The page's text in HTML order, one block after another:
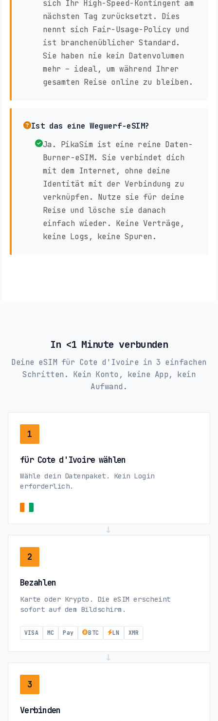
sich Ihr High-Speed-Kontingent am
nächsten Tag zurücksetzt. Dies
nennt sich Fair-Usage-Policy und
ist branchenüblicher Standard.
Sie haben nie kein Datenvolumen
mehr – ideal, um während Ihrer
gesamten Reise online zu bleiben.
Ist das eine Wegwerf-eSIM?
Ja. PikaSim ist eine reine Daten-
Burner-eSIM. Sie verbindet dich
mit dem Internet, ohne deine
Identität mit der Verbindung zu
verknüpfen. Nutze sie für deine
Reise und lösche sie danach
einfach wieder. Keine Verträge,
keine Logs, keine Spuren.
In <1 Minute verbunden
Deine eSIM für Cote d'Ivoire in 3 einfachen
Schritten. Kein Konto, keine App, kein
Aufwand.
1
für Cote d'Ivoire wählen
Wähle dein Datenpaket. Kein Login
erforderlich.
→
2
Bezahlen
Karte oder Krypto. Die eSIM erscheint
sofort auf dem Bildschirm.
VISA MC Pay BTC LN XMR
→
3
Verbinden